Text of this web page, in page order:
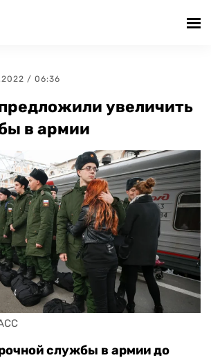
/ 06:36
увеличить
в армии
службы в армии до